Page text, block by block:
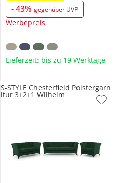
-43% gegenüber UVP
Werbepreis
Lieferzeit: bis zu 19 Werktage
S-STYLE Chesterfield Polstergarn
itur 3+2+1 Wilhelm